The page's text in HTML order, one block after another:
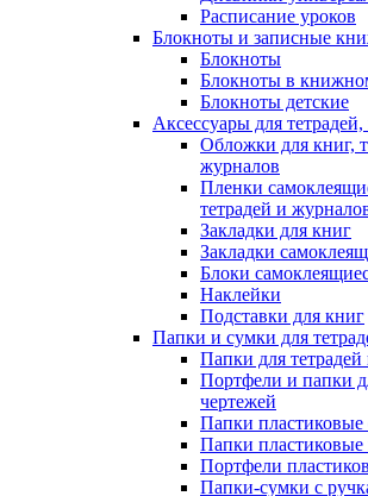
Расписание уроков
Блокноты и записные
Блокноты
Блокноты в
Блокноты детские
Аксессуары для
Обложки для книг,
журналов
Пленки
тетрадей и
Закладки для книг
Закладки
Блоки
Наклейки
Подставки для книг
Папки и сумки для
Папки для тетрадей
Портфели и папки
чертежей
Папки пластиковые
Папки
Портфели
Папки-сумки с